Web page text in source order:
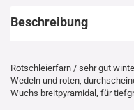
Beschreibung
Rotschleierfarn / sehr gut
Wedeln und roten,
Wuchs breitpyramidal, für